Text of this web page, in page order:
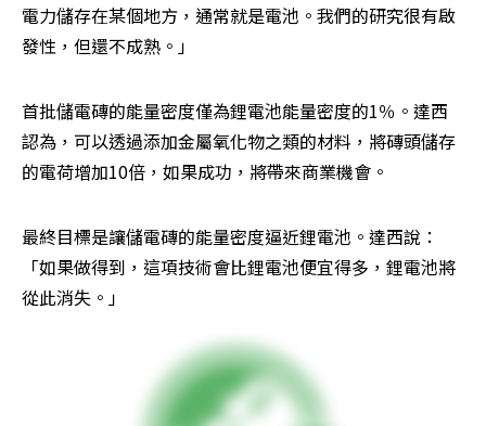
電力儲存在某個地方，通常就是電池。我們的研究很有啟
發性，但還不成熟。」
首批儲電磚的能量密度僅為鋰電池能量密度的1％。達西
認為，可以透過添加金屬氧化物之類的材料，將磚頭儲存
的電荷增加10倍，如果成功，將帶來商業機會。
最終目標是讓儲電磚的能量密度逼近鋰電池。達西說：
「如果做得到，這項技術會比鋰電池便宜得多，鋰電池將
從此消失。」